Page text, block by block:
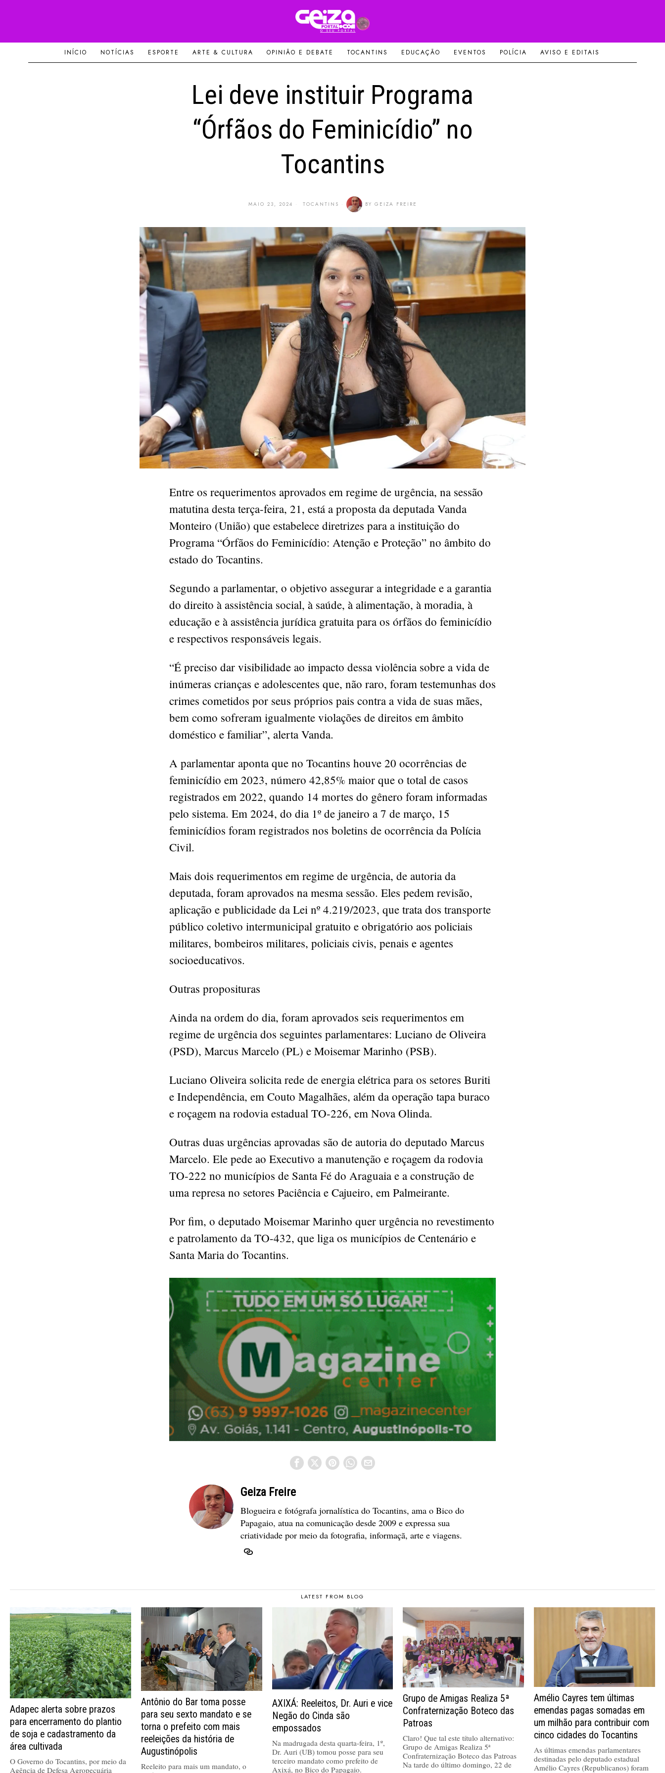
INÍCIO NOTÍCIAS ESPORTE ARTE & CULTURA OPINIÃO E DEBATE TOCANTINS EDUCAÇÃO EVENTOS POLÍCIA AVISO E EDITAIS
Lei deve instituir Programa
“Órfãos do Feminicídio” no
Tocantins
MAIO 23, 2024 TOCANTINS BY GEIZA FREIRE
Entre os requerimentos aprovados em regime de urgência, na sessão
matutina desta terça-feira, 21, está a proposta da deputada Vanda
Monteiro (União) que estabelece diretrizes para a instituição do
Programa “Órfãos do Feminicídio: Atenção e Proteção” no âmbito do
estado do Tocantins.
Segundo a parlamentar, o objetivo assegurar a integridade e a garantia
do direito à assistência social, à saúde, à alimentação, à moradia, à
educação e à assistência jurídica gratuita para os órfãos do feminicídio
e respectivos responsáveis legais.
“É preciso dar visibilidade ao impacto dessa violência sobre a vida de
inúmeras crianças e adolescentes que, não raro, foram testemunhas dos
crimes cometidos por seus próprios pais contra a vida de suas mães,
bem como sofreram igualmente violações de direitos em âmbito
doméstico e familiar”, alerta Vanda.
A parlamentar aponta que no Tocantins houve 20 ocorrências de
feminicídio em 2023, número 42,85% maior que o total de casos
registrados em 2022, quando 14 mortes do gênero foram informadas
pelo sistema. Em 2024, do dia 1º de janeiro a 7 de março, 15
feminicídios foram registrados nos boletins de ocorrência da Polícia
Civil.
Mais dois requerimentos em regime de urgência, de autoria da
deputada, foram aprovados na mesma sessão. Eles pedem revisão,
aplicação e publicidade da Lei nº 4.219/2023, que trata dos transporte
público coletivo intermunicipal gratuito e obrigatório aos policiais
militares, bombeiros militares, policiais civis, penais e agentes
socioeducativos.
Outras proposituras
Ainda na ordem do dia, foram aprovados seis requerimentos em
regime de urgência dos seguintes parlamentares: Luciano de Oliveira
(PSD), Marcus Marcelo (PL) e Moisemar Marinho (PSB).
Luciano Oliveira solicita rede de energia elétrica para os setores Buriti
e Independência, em Couto Magalhães, além da operação tapa buraco
e roçagem na rodovia estadual TO-226, em Nova Olinda.
Outras duas urgências aprovadas são de autoria do deputado Marcus
Marcelo. Ele pede ao Executivo a manutenção e roçagem da rodovia
TO-222 no municípios de Santa Fé do Araguaia e a construção de
uma represa no setores Paciência e Cajueiro, em Palmeirante.
Por fim, o deputado Moisemar Marinho quer urgência no revestimento
e patrolamento da TO-432, que liga os municípios de Centenário e
Santa Maria do Tocantins.
Geiza Freire
Blogueira e fotógrafa jornalística do Tocantins, ama o Bico do
Papagaio, atua na comunicação desde 2009 e expressa sua
criatividade por meio da fotografia, informaçã, arte e viagens.
LATEST FROM BLOG
Adapec alerta sobre prazos
para encerramento do plantio
de soja e cadastramento da
área cultivada
O Governo do Tocantins, por meio da
Agência de Defesa Agropecuária
Antônio do Bar toma posse
para seu sexto mandato e se
torna o prefeito com mais
reeleições da história de
Augustinópolis
Reeleito para mais um mandato, o
AXIXÁ: Reeleitos, Dr. Auri e vice
Negão do Cinda são
empossados
Na madrugada desta quarta-feira, 1º,
Dr. Auri (UB) tomou posse para seu
terceiro mandato como prefeito de
Axixá, no Bico do Papagaio.
Grupo de Amigas Realiza 5ª
Confraternização Boteco das
Patroas
Claro! Que tal este título alternativo:
Grupo de Amigas Realiza 5ª
Confraternização Boteco das Patroas
Na tarde do último domingo, 22 de
Amélio Cayres tem últimas
emendas pagas somadas em
um milhão para contribuir com
cinco cidades do Tocantins
As últimas emendas parlamentares
destinadas pelo deputado estadual
Amélio Cayres (Republicanos) foram